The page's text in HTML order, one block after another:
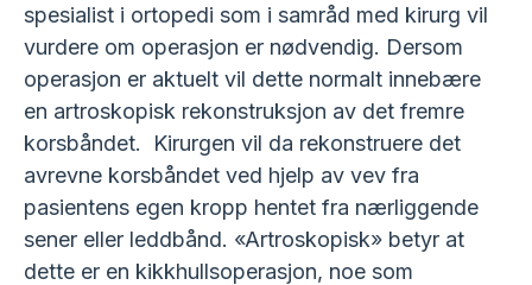
spesialist i ortopedi som i samråd med kirurg vil
vurdere om operasjon er nødvendig. Dersom
operasjon er aktuelt vil dette normalt innebære
en artroskopisk rekonstruksjon av det fremre
korsbåndet. Kirurgen vil da rekonstruere det
avrevne korsbåndet ved hjelp av vev fra
pasientens egen kropp hentet fra nærliggende
sener eller leddbånd. «Artroskopisk» betyr at
dette er en kikkhullsoperasjon, noe som